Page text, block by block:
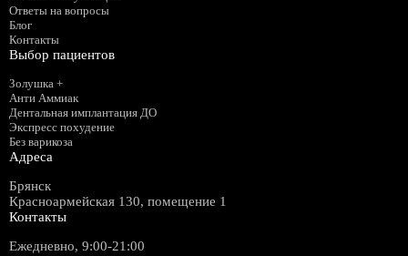
Ответы на вопросы
Блог
Контакты
Выбор пациентов
Золушка +
Анти Аммиак
Дентальная имплантация ДО
Экспресс похудение
Без варикоза
Адреса
Брянск
Красноармейская 130, помещение 1
Контакты
Ежедневно, 9:00-21:00